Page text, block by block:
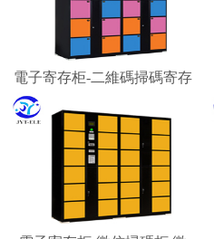
電子寄存柜-二維碼掃碼寄存